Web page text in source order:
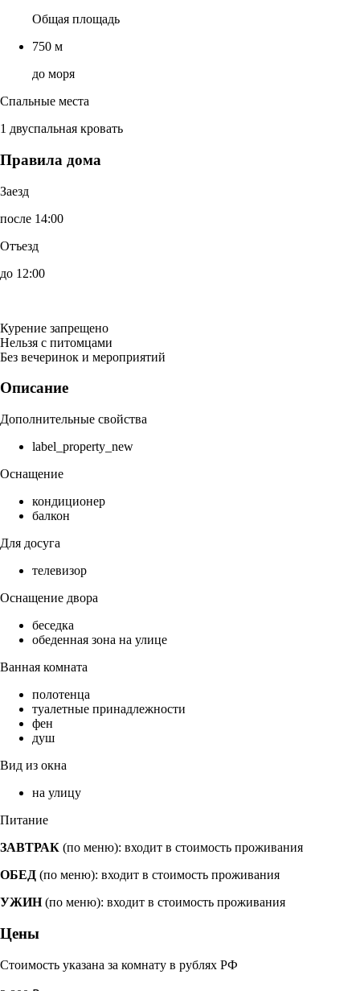
Общая площадь
750 м
до моря
Спальные места
1 двуспальная кровать
Правила дома
Заезд
после 14:00
Отъезд
до 12:00
Курение запрещено
Нельзя с питомцами
Без вечеринок и мероприятий
Описание
Дополнительные свойства
label_property_new
Оснащение
кондиционер
балкон
Для досуга
телевизор
Оснащение двора
беседка
обеденная зона на улице
Ванная комната
полотенца
туалетные принадлежности
фен
душ
Вид из окна
на улицу
Питание
ЗАВТРАК (по меню): входит в стоимость проживания
ОБЕД (по меню): входит в стоимость проживания
УЖИН(по меню): входит в стоимость проживания
Цены
Стоимость указана за комнату в рублях РФ